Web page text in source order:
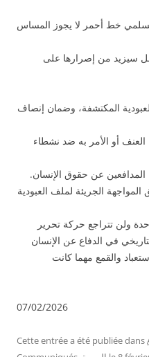
خط أحمر لا يجوز المساس
سيزيد من إصرارها على
المكتشفة، وضمان إنصاف
أو الأمر به ضد نشطاء
المدافعين عن حقوق الإنسان.
الجريئة لملف العبودية
ولن تتراجع حركة تحرير
في الدفاع عن الإنسان
والقمع مهما كانت
07/02/2026
Cette entrée a été publiée dans